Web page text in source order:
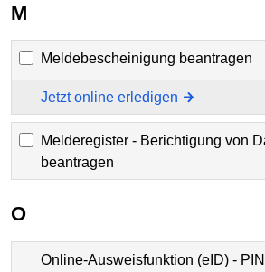
M
Meldebescheinigung beantragen
Jetzt online erledigen
Melderegister - Berichtigung von
beantragen
O
Online-Ausweisfunktion (eID) -